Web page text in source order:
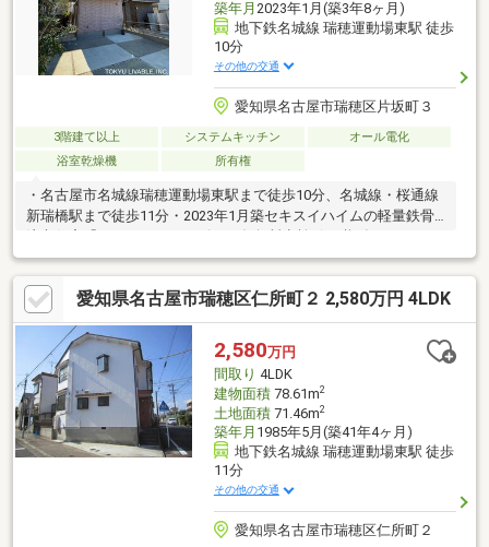
築年月 2023年1月(築3年8ヶ月)
地下鉄名城線 瑞穂運動場東駅 徒歩
10分
その他の交通
愛知県名古屋市瑞穂区片坂町３
3階建て以上 システムキッチン
オール電化
浴室乾燥機
所有権
・名古屋市名城線瑞穂運動場東駅まで徒歩10分、名城線・桜通線
新瑞橋駅まで徒歩11分・2023年1月築セキスイハイムの軽量鉄骨
注文住宅「デシオ」シリーズ・60年無料点検引き継げます・LDK
は約24.2畳・システムキッチンは、回遊式のアイランドキッチ
ン・オール電化システムのため、ガス漏れの心配もいりませんま
たIHクッキングヒーターを設置しております・1階洗面室には洗面
化粧台を2台並べております・3階には全室空調システムを採用し
ており、3階の各部屋にエアコンの吹き出し口が設置・1階洋室窓
には電動シャッターが設置・4.44kwの太陽光発電を、4.9kwの家
庭用蓄電池を搭載
愛知県名古屋市瑞穂区仁所町２ 2,580万円 4LDK
2,580万円
間取り 4LDK
建物面積78.61m2
土地面積71.46m2
築年月 1985年5月(築41年4ヶ月)
地下鉄名城線 瑞穂運動場東駅 徒歩
11分
その他の交通
愛知県名古屋市瑞穂区仁所町２